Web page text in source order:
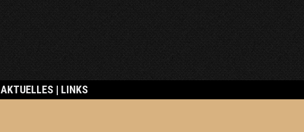
AKTUELLES | LINKS